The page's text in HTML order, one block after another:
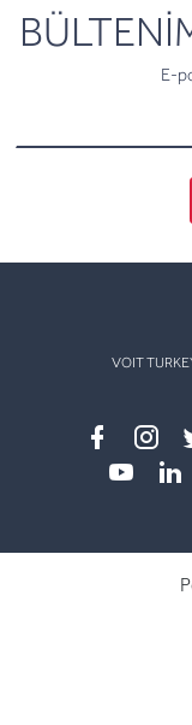
E-
VOIT
Facebook